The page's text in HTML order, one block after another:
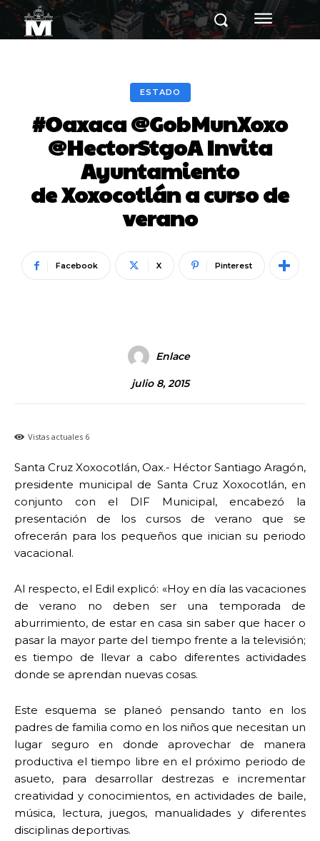
ESTADO
#Oaxaca @GobMunXoxo
@HectorStgoA Invita
Ayuntamiento
de Xoxocotlán a curso de
verano
Facebook X Pinterest
Enlace
julio 8, 2015
Vistas actuales 6
Santa Cruz Xoxocotlán, Oax.- Héctor Santiago Aragón,
presidente municipal de Santa Cruz Xoxocotlán, en
conjunto con el DIF Municipal, encabezó la
presentación de los cursos de verano que se
ofrecerán para los pequeños que inician su periodo
vacacional.
Al respecto, el Edil explicó: «Hoy en día las vacaciones
de verano no deben ser una temporada de
aburrimiento, de estar en casa sin saber que hacer o
pasar la mayor parte del tiempo frente a la televisión;
es tiempo de llevar a cabo diferentes actividades
donde se aprendan nuevas cosas.
Este esquema se planeó pensando tanto en los
padres de familia como en los niños que necesitan un
lugar seguro en donde aprovechar de manera
productiva el tiempo libre en el próximo periodo de
asueto, para desarrollar destrezas e incrementar
creatividad y conocimientos, en actividades de baile,
música, lectura, juegos, manualidades y diferentes
disciplinas deportivas.